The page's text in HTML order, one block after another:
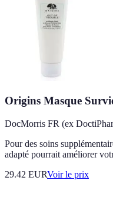
Origins Masque
DocMorris FR (ex
Pour des soins
adapté pourrait améliorer
29.42 EURVoir le prix